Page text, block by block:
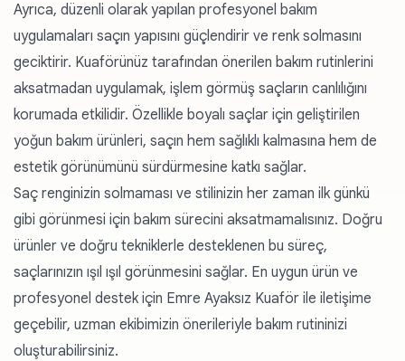
Ayrıca, düzenli olarak yapılan profesyonel bakım
uygulamaları saçın yapısını güçlendirir ve renk solmasını
geciktirir. Kuaförünüz tarafından önerilen bakım rutinlerini
aksatmadan uygulamak, işlem görmüş saçların canlılığını
korumada etkilidir. Özellikle boyalı saçlar için geliştirilen
yoğun bakım ürünleri, saçın hem sağlıklı kalmasına hem de
estetik görünümünü sürdürmesine katkı sağlar.
Saç renginizin solmaması ve stilinizin her zaman ilk günkü
gibi görünmesi için bakım sürecini aksatmamalısınız. Doğru
ürünler ve doğru tekniklerle desteklenen bu süreç,
saçlarınızın ışıl ışıl görünmesini sağlar. En uygun ürün ve
profesyonel destek için Emre Ayaksız Kuaför ile iletişime
geçebilir, uzman ekibimizin önerileriyle bakım rutininizi
oluşturabilirsiniz.